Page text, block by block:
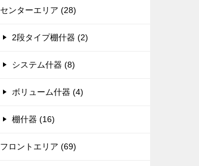
センターエリア (28)
2段タイプ棚什器 (2)
システム什器 (8)
ボリューム什器 (4)
棚什器 (16)
フロントエリア (69)